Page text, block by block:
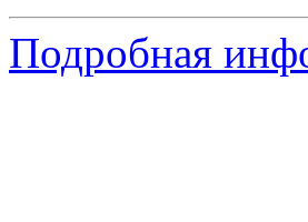
Подробная